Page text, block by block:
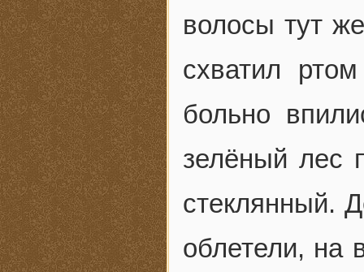
волосы тут
схватил
больно
зелёный лес
стеклянный.
облетели, на